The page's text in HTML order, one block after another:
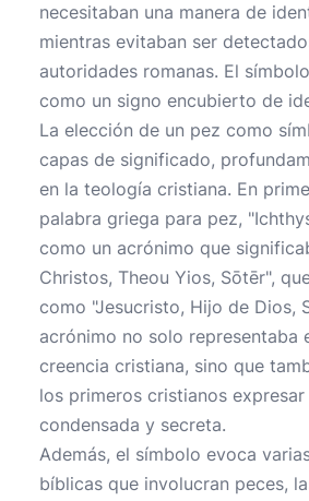
necesitaban una manera de
mientras evitaban ser
autoridades romanas. El
como un signo encubierto de
La elección de un pez como
capas de significado,
en la teología cristiana. En
palabra griega para pez,
como un acrónimo que
Christos, Theou Yios, Sōtēr",
como "Jesucristo, Hijo de Dios,
acrónimo no solo representaba
creencia cristiana, sino que
los primeros cristianos
condensada y secreta.
Además, el símbolo evoca
bíblicas que involucran peces,